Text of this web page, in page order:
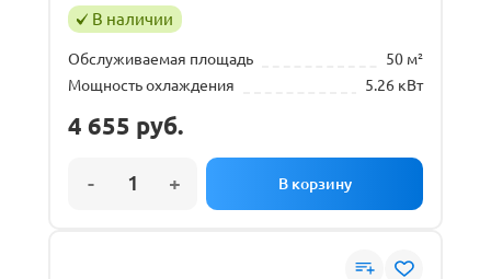
В наличии
Обслуживаемая площадь
50 м²
Мощность охлаждения
5.26 кВт
4 655 руб.